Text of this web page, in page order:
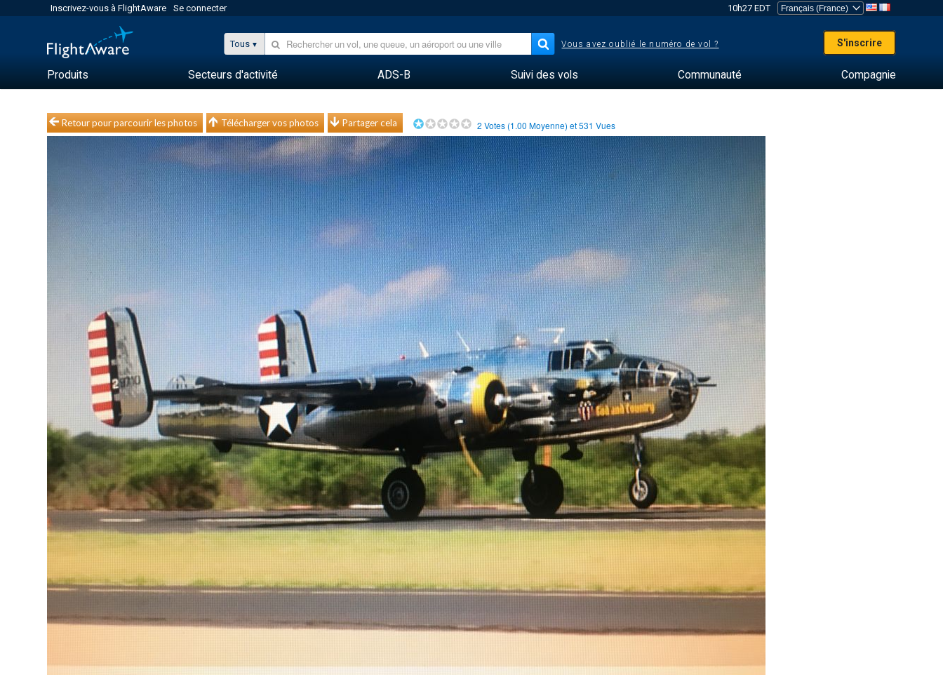
Inscrivez-vous à FlightAware Se connecter 10h27 EDT
Tous Vous avez oublié le numéro de vol ? S'inscrire
Produits Secteurs d'activité ADS-B Suivi des vols Communauté Compagnie
Retour pour parcourir les photos Télécharger vos photos Partager cela 2 Votes (1.00 Moyenne) et531 Vues